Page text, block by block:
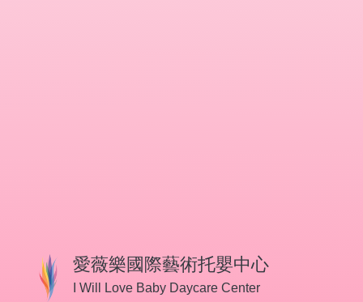
愛薇樂國際藝術托嬰中心
I Will Love Baby Daycare Center